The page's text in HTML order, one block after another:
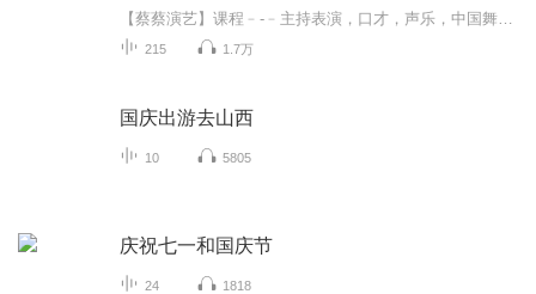
215 1.7万
国庆出游去山西
10 5805
庆祝七一和国庆节
24 1818